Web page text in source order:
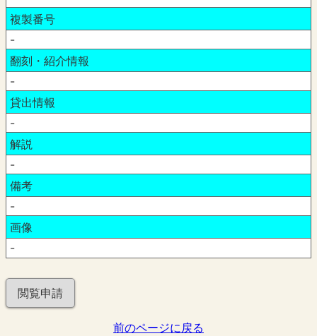
複製番号
-
翻刻・紹介情報
-
貸出情報
-
解説
-
備考
-
画像
-
閲覧申請
前のページに戻る